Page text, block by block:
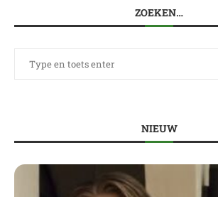
ZOEKEN…
NIEUW